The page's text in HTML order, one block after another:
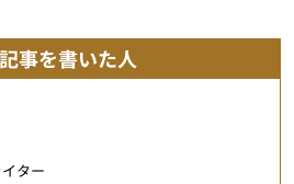
事を書いた人
ター